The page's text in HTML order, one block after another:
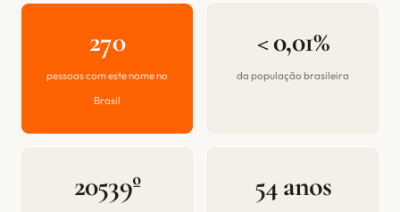
270
pessoas com este nome no
Brasil
< 0,01%
da população brasileira
20539º 54 anos